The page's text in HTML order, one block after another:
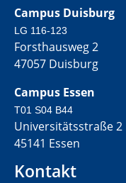
Campus Duisburg
LG 116-123
Forsthausweg 2
47057 Duisburg
Campus Essen
T01 S04 B44
Universitätsstraße 2
45141 Essen
Kontakt